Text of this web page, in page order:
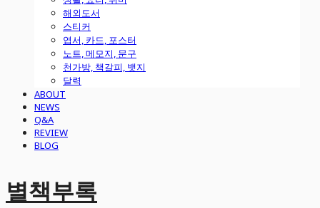
해외도서
스티커
엽서, 카드, 포스터
노트, 메모지, 문구
천가방, 책갈피, 뱃지
달력
ABOUT
NEWS
Q&A
REVIEW
BLOG
별책부록